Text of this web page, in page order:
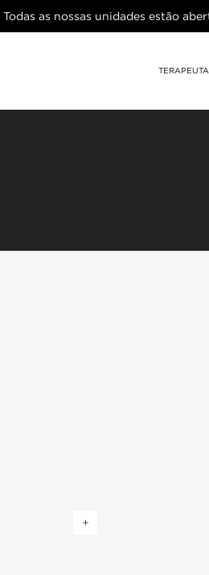
Todas as nossas unidades estão
+